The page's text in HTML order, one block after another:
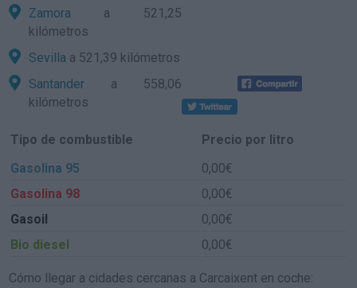
Zamora a 521,25
kilómetros
Sevilla a 521,39 kilómetros
Santander a 558,06
kilómetros
Tipo de combustible
Precio por litro
Gasolina 95
0,00€
Gasolina 98
0,00€
Gasoil
0,00€
Bio diesel
0,00€
Cómo llegar a cidades cercanas a Carcaixent en coche: